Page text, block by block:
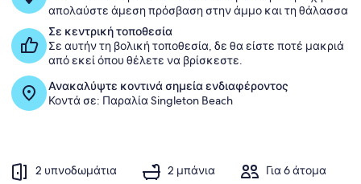
απολαύστε άμεση πρόσβαση στην άμμο και τη θάλασσα.
Σε κεντρική τοποθεσία
Σε αυτήν τη βολική τοποθεσία, δε θα είστε ποτέ μακριά
από εκεί όπου θέλετε να βρίσκεστε.
Ανακαλύψτε κοντινά σημεία ενδιαφέροντος
Κοντά σε: Παραλία Singleton Beach
2 υπνοδωμάτια 2 μπάνια Για 6 άτομα